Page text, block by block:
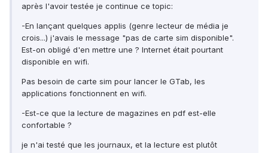
après l'avoir testée je continue ce topic:
-En lançant quelques applis (genre lecteur de média je
crois...) j'avais le message "pas de carte sim disponible".
Est-on obligé d'en mettre une ? Internet était pourtant
disponible en wifi.
Pas besoin de carte sim pour lancer le GTab, les
applications fonctionnent en wifi.
-Est-ce que la lecture de magazines en pdf est-elle
confortable ?
je n'ai testé que les journaux, et la lecture est plutôt